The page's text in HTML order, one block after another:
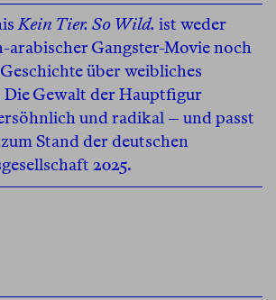
Kein Tier. So Wild. ist weder
arabischer Gangster-Movie noch
über weibliches
Gewalt der Hauptfigur
und radikal – und passt
Stand der deutschen
2025.